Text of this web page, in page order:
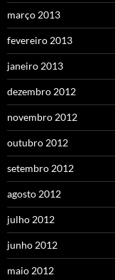
março 2013
fevereiro 2013
janeiro 2013
dezembro 2012
novembro 2012
outubro 2012
setembro 2012
agosto 2012
julho 2012
junho 2012
maio 2012